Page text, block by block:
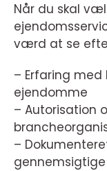
Når du skal
værd at se
– Erfaring
ejendomme
– Autorisation
–